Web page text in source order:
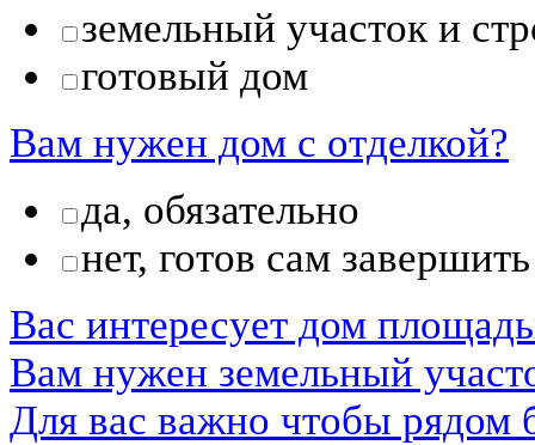
земельный участок и
готовый дом
Вам нужен дом с отделкой?
да, обязательно
нет, готов сам
Вас интересует дом
Вам нужен земельный
Для вас важно чтобы рядом